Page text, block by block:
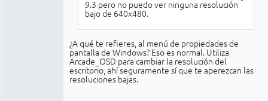
9.3 pero no puedo ver ninguna resolución
bajo de 640x480.
¿A qué te refieres, al menú de propiedades de
pantalla de Windows? Eso es normal. Utiliza
Arcade_OSD para cambiar la resolución del
escritorio, ahí seguramente sí que te aperezcan las
resoluciones bajas.